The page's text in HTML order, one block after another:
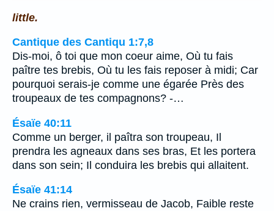
little.
Cantique des Cantiqu 1:7,8
Dis-moi, ô toi que mon coeur aime, Où tu fais
paître tes brebis, Où tu les fais reposer à midi; Car
pourquoi serais-je comme une égarée Près des
troupeaux de tes compagnons? -…
Ésaïe 40:11
Comme un berger, il paîtra son troupeau, Il
prendra les agneaux dans ses bras, Et les portera
dans son sein; Il conduira les brebis qui allaitent.
Ésaïe 41:14
Ne crains rien, vermisseau de Jacob, Faible reste